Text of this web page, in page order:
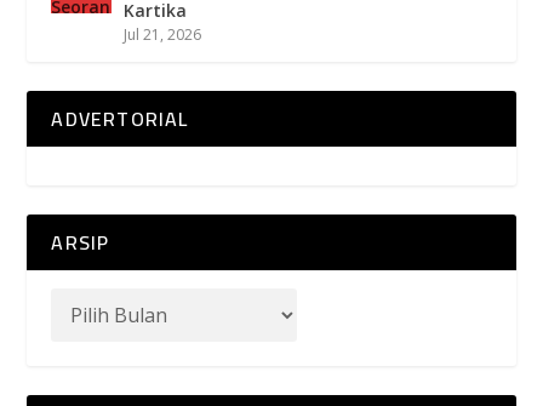
Kartika
Jul 21, 2026
ADVERTORIAL
ARSIP